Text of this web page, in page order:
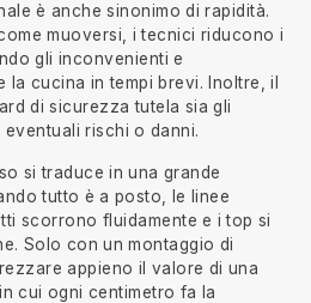
è anche sinonimo di rapidità.
muoversi, i tecnici riducono i
gli inconvenienti e
cucina in tempi brevi. Inoltre, il
di sicurezza tutela sia gli
rischi o danni.
si traduce in una grande
tutto è a posto, le linee
scorrono fluidamente e i top si
Solo con un montaggio di
appieno il valore di una
cui ogni centimetro fa la